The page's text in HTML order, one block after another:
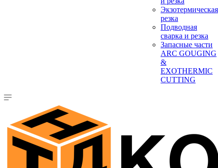
Экзотермическая
резка
Подводная
сварка и резка
Запасные части
ARC GOUGING
&
EXOTHERMIC
CUTTING